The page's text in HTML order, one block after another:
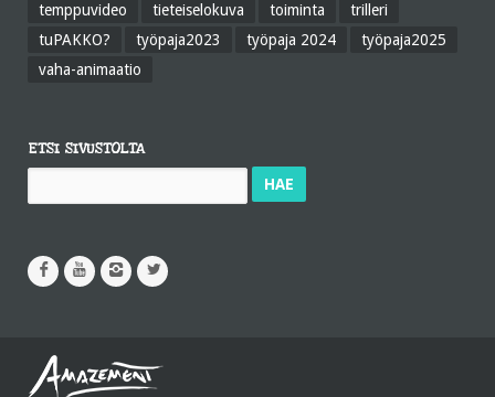
temppuvideo
tieteiselokuva toiminta
trilleri
tuPAKKO?
työpaja2023 työpaja 2024
työpaja2025
vaha-animaatio
ETSI SIVUSTOLTA